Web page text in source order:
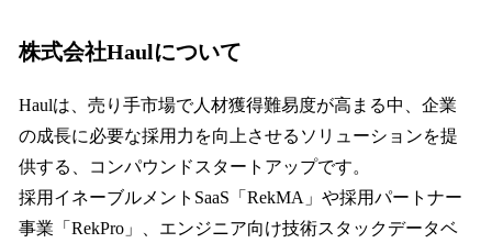
株式会社Haulについて
Haulは、売り手市場で人材獲得難易度が高まる中、企業
の成長に必要な採用力を向上させるソリューションを提
供する、コンパウンドスタートアップです。
採用イネーブルメントSaaS「RekMA」や採用パートナー
事業「RekPro」、エンジニア向け技術スタックデータベ